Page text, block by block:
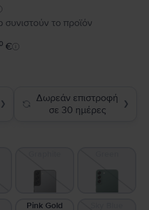
το προϊόν
€
❯
Δωρεάν επιστροφή
σε 30 ημέρες
❯
Pink Gold